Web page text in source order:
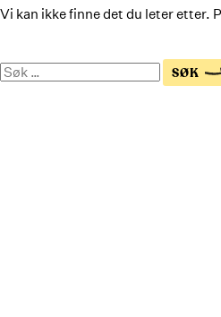
Vi kan ikke finne det du leter etter.
Søk
SØK